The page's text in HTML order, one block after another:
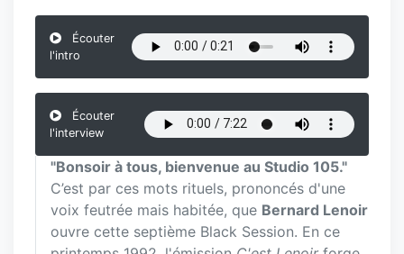
Écouter
l'intro
Écouter
l'interview
"Bonsoir à tous, bienvenue au Studio 105."
C’est par ces mots rituels, prononcés d'une
voix feutrée mais habitée, que Bernard Lenoir
ouvre cette septième Black Session. En ce